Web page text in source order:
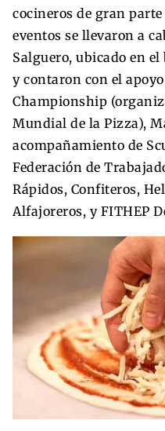
cocineros de gran
eventos se llevaron a
Salguero, ubicado en
y contaron con el
Championship
Mundial de la Pizza),
acompañamiento de
Federación de
Rápidos, Confiteros,
Alfajoreros, y FITHEP